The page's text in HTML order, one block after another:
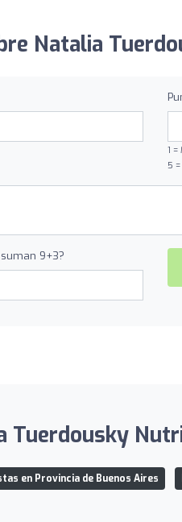
Natalia
1 =
5 =
9+3?
Tuerdousky
en Provincia de Buenos Aires